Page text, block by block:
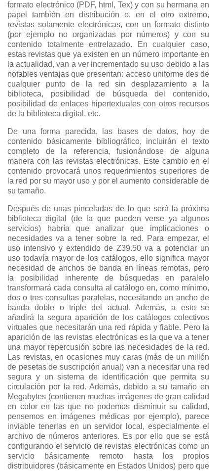
formato electrónico (PDF, html, Tex) y con su hermana en
papel también en distribución o, en el otro extremo,
revistas solamente electrónicas, con un formato distinto
(por ejemplo no organizadas por números) y con su
contenido totalmente entrelazado. En cualquier caso,
estas revistas que ya existen en un número importante en
la actualidad, van a ver incrementado su uso debido a las
notables ventajas que presentan: acceso uniforme des de
cualquier punto de la red sin desplazamiento a la
biblioteca, posibilidad de búsqueda del contenido,
posibilidad de enlaces hipertextuales con otros recursos
de la biblioteca digital, etc.
De una forma parecida, las bases de datos, hoy de
contenido básicamente bibliográfico, incluirán el texto
completo de la referencia, fusionándose de alguna
manera con las revistas electrónicas. Este cambio en el
contenido provocará unos requerimientos superiores de
la red por su mayor uso y por el aumento considerable de
su tamaño.
Después de unas pinceladas de lo que será la próxima
biblioteca digital (de la que pueden verse ya algunos
servicios) habría que analizar que implicaciones o
necesidades va a tener sobre la red. Para empezar, el
uso intensivo y extendido de Z39.50 va a potenciar un
uso todavía mayor de los catálogos, ello significa mayor
necesidad de anchos de banda en líneas remotas, pero
la posibilidad inherente de búsquedas en paralelo
transformará cada consulta al catálogo en, como mínimo,
dos o tres consultas paralelas, necesitando un ancho de
banda doble o triple del actual. Además, a esto se
añadirá la segura aparición de los catálogos colectivos
virtuales que necesitarán una red rápida y fiable. Pero la
aparición de las revistas electrónicas es la que va a tener
una mayor repercusión sobre las necesidades de la red.
Las revistas, en ocasiones muy caras (más de un millón
de pesetas de suscripción anual) van a necesitar una red
segura y un sistema de identificación que permita su
circulación por la red. Además, debido a su tamaño en
Megabytes (contienen muchas imágenes de gran calidad
en color en las que no podemos disminuir su calidad,
pensemos en imágenes médicas por ejemplo), parece
inviable tenerlas en un servidor local, especialmente el
archivo de números anteriores. Es por ello que se está
configurando el servicio de revistas electrónicas como un
servicio básicamente remoto hasta los propios
distribuidores (básicamente en Estados Unidos) pero que